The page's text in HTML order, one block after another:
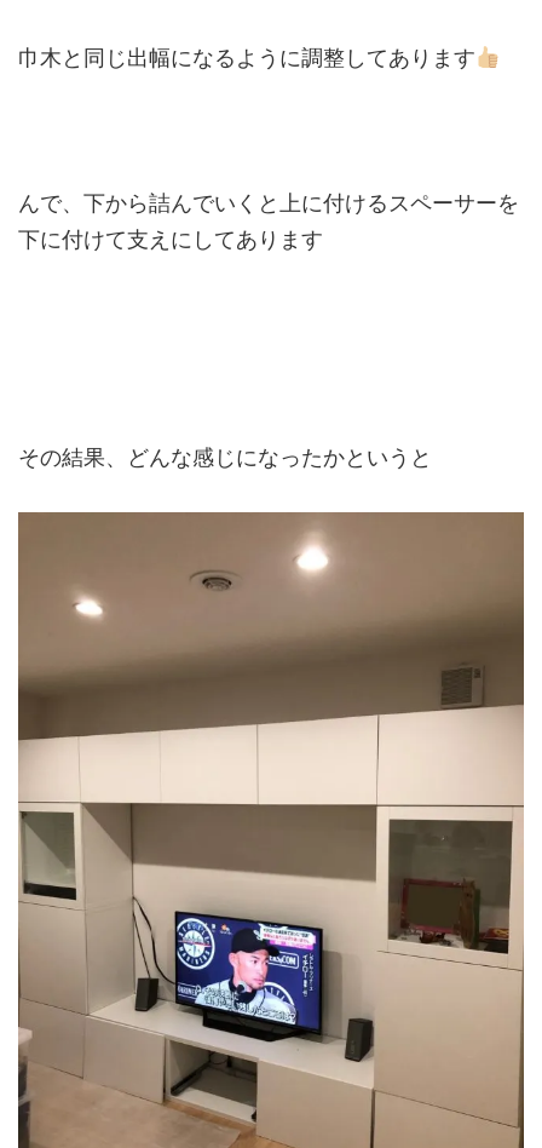
巾木と同じ出幅になるように調整してあります
んで、下から詰んでいくと上に付けるスペーサーを
下に付けて支えにしてあります
その結果、どんな感じになったかというと